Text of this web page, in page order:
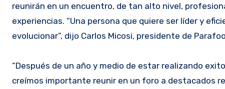
reunirán en un encuentro, de tan alto nivel,
experiencias. “Una persona que quiere ser líder y
evolucionar”, dijo Carlos Micosi, presidente de
“Después de un año y medio de estar realizando
creímos importante reunir en un foro a destacados